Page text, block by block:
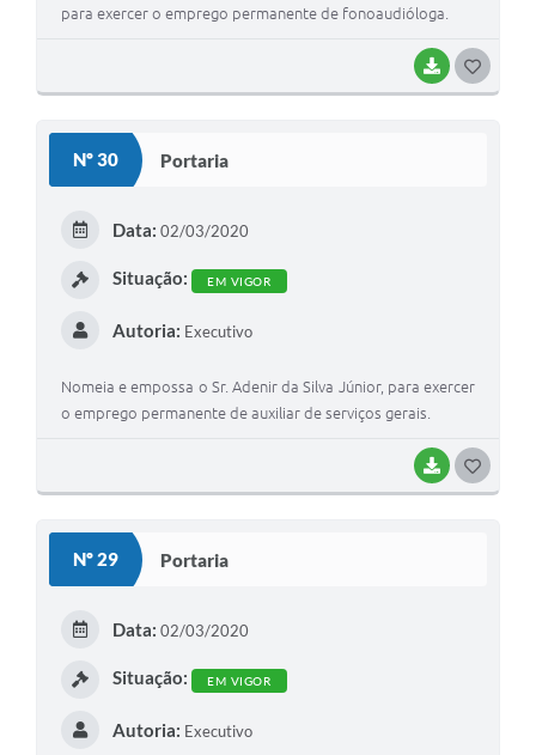
BAIXAR
para exercer o emprego permanente de fonoaudióloga.
Nº 30 Portaria
BAIXAR
Data: 02/03/2020
Situação: EM VIGOR
Autoria: Executivo
Nomeia e empossa o Sr. Adenir da Silva Júnior, para exercer
o emprego permanente de auxiliar de serviços gerais.
Nº 29 Portaria
Data: 02/03/2020
Situação: EM VIGOR
Autoria: Executivo